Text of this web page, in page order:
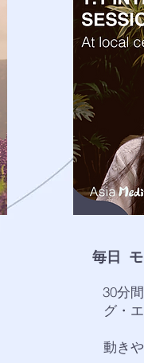
毎日 モ
30分
グ・
動き